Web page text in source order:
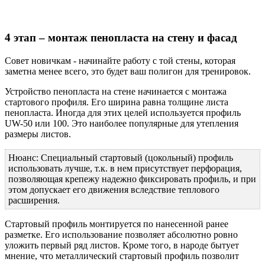
4 этап – монтаж пенопласта на стену и фасад
Совет новичкам - начинайте работу с той стены, которая
заметна менее всего, это будет ваш полигон для тренировок.
Устройство пенопласта на стене начинается с монтажа
стартового профиля. Его ширина равна толщине листа
пенопласта. Иногда для этих целей используется профиль
UW-50 или 100. Это наиболее популярные для утепления
размеры листов.
Нюанс: Специальный стартовый (цокольный) профиль
использовать лучше, т.к. в нем присутствует перфорация,
позволяющая крепежу надежно фиксировать профиль, и при
этом допускает его движения вследствие теплового
расширения.
Стартовый профиль монтируется по нанесенной ранее
разметке. Его использование позволяет абсолютно ровно
уложить первый ряд листов. Кроме того, в народе бытует
мнение, что металлический стартовый профиль позволит